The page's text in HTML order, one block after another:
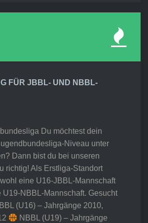
FÜR JBBL- UND NBBL-
Du möchtest dein
Niveau unter
Dann bist du bei unseren
richtig! Als Erstliga-Standort
eine U16-JBBL-Mannschaft
U19-NBBL-Mannschaft. Gesucht
(U16) – Jahrgänge 2010,
NBBL (U19) – Jahrgänge